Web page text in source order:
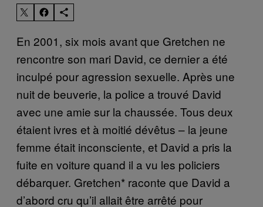
En 2001, six mois avant que Gretchen ne
rencontre son mari David, ce dernier a été
inculpé pour agression sexuelle. Après une
nuit de beuverie, la police a trouvé David
avec une amie sur la chaussée. Tous deux
étaient ivres et à moitié dévêtus – la jeune
femme était inconsciente, et David a pris la
fuite en voiture quand il a vu les policiers
débarquer. Gretchen* raconte que David a
d’abord cru qu’il allait être arrêté pour